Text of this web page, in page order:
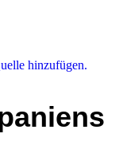
hinzufügen.